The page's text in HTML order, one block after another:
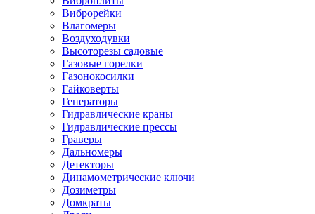
Виброрейки
Влагомеры
Воздуходувки
Высоторезы садовые
Газовые горелки
Газонокосилки
Гайковерты
Генераторы
Гидравлические краны
Гидравлические прессы
Граверы
Дальномеры
Детекторы
Динамометрические ключи
Дозиметры
Домкраты